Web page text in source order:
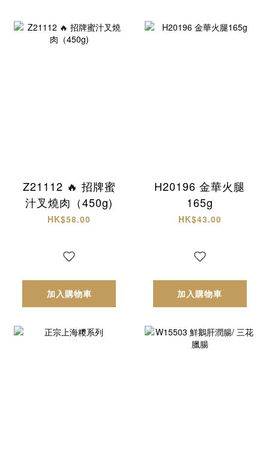
Z21112 🔥 招牌蜜
汁叉燒肉（450g)
HK$58.00
加入購物車
H20196 金華火腿
165g
HK$43.00
加入購物車